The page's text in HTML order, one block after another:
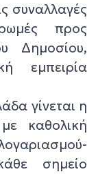
συναλλαγές
προς
Δημοσίου,
εμπειρία
γίνεται η
καθολική
σημείο